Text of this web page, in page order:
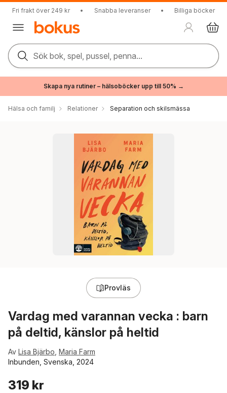
Fri frakt över 249 kr • Snabba leveranser • Billiga böcker
Sök bok, spel, pussel, penna...
Skapa nya rutiner – hälsoböcker upp till 50% →
Hälsa och familj Relationer Separation och skilsmässa
Provläs
Vardag med varannan vecka : barn
på deltid, känslor på heltid
Av Lisa Bjärbo Maria Farm
Inbunden, Svenska, 2024
319 kr